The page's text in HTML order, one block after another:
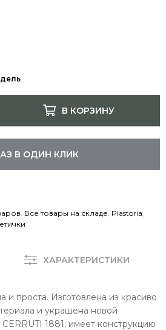
В КОРЗИНУ
В ОДИН КЛИК
Все товары на складе Plastoria
ХАРАКТЕРИСТИКИ
и проста. Изготовлена ​​из красиво
и украшена новой
1881, имеет конструкцию